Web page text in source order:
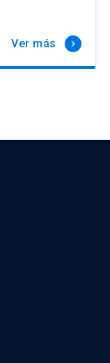
Ver más keyboard_arrow_right